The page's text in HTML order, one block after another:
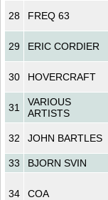
28 FREQ 63
29 ERIC CORDIER
30 HOVERCRAFT
31
VARIOUS
ARTISTS
32 JOHN BARTLES
33 BJORN SVIN
34 COA